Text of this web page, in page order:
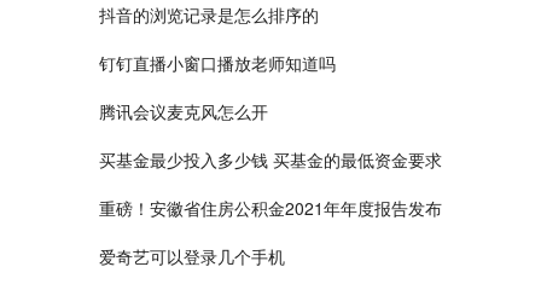
抖音的浏览记录是怎么排序的
钉钉直播小窗口播放老师知道吗
腾讯会议麦克风怎么开
买基金最少投入多少钱 买基金的最低资金要求
重磅！安徽省住房公积金2021年年度报告发布
爱奇艺可以登录几个手机